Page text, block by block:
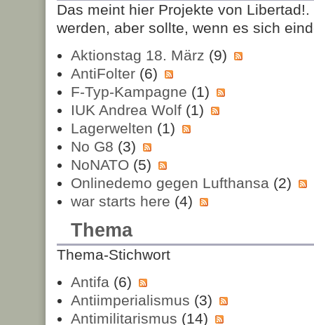
Das meint hier Projekte von
werden, aber sollte, wenn es sich
Aktionstag 18. März (9)
AntiFolter(6)
F-Typ-Kampagne (1)
IUK Andrea Wolf(1)
Lagerwelten (1)
No G8 (3)
NoNATO(5)
Onlinedemo gegen Lufthansa(2)
war starts here (4)
Thema
Thema-Stichwort
Antifa(6)
Antiimperialismus (3)
Antimilitarismus (14)